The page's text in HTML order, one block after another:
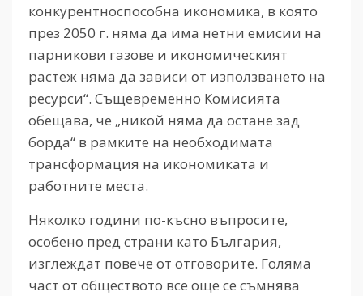
конкурентноспособна икономика, в която
през 2050 г. няма да има нетни емисии на
парникови газове и икономическият
растеж няма да зависи от използването на
ресурси“. Същевременно Комисията
обещава, че „никой няма да остане зад
борда“ в рамките на необходимата
трансформация на икономиката и
работните места.
Няколко години по-късно въпросите,
особено пред страни като България,
изглеждат повече от отговорите. Голяма
част от обществото все още се съмнява